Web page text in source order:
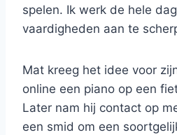
spelen. Ik werk de hele
vaardigheden aan te
Mat kreeg het idee voor
online een piano op een
Later nam hij contact op
een smid om een